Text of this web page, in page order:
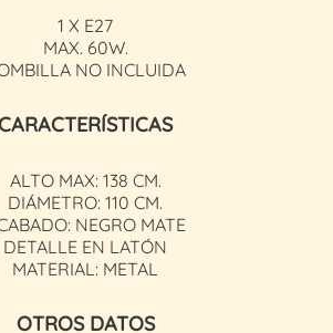
1 X E27
MAX. 60W.
NO INCLUIDA
ALTO MAX: 138 CM.
DIÁMETRO: 110 CM.
NEGRO MATE
DETALLE EN LATÓN
MATERIAL: METAL
OTROS DATOS